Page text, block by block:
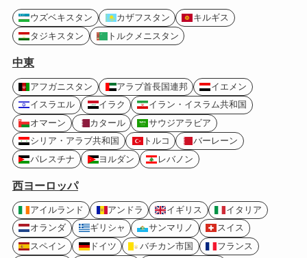
ウズベキスタン カザフスタン
キルギス
タジキスタン
トルクメニスタン
中東
アフガニスタン アラブ首長国連邦
イエメン
イスラエル
イラク
イラン・イスラム共和国
オマーン
カタール
サウジアラビア
シリア・アラブ共和国
トルコ
バーレーン
パレスチナ
ヨルダン レバノン
西ヨーロッパ
アイルランド アンドラ イギリス
イタリア
オランダ
ギリシャ サンマリノ
スイス
スペイン
ドイツ バチカン市国
フランス